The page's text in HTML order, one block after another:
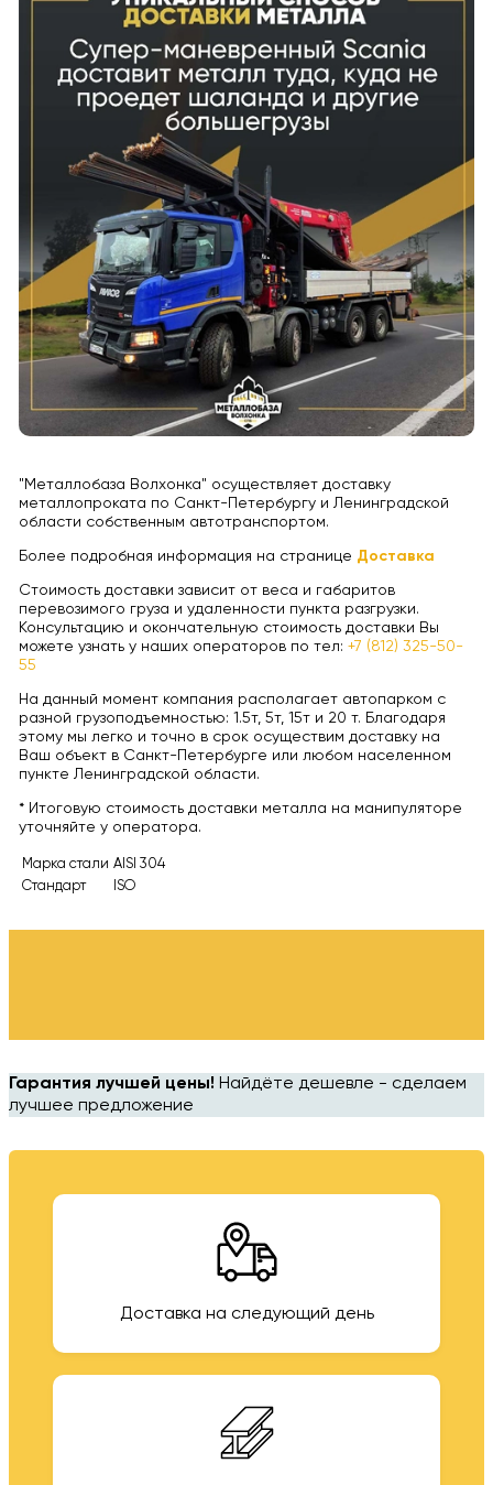
"Металлобаза Волхонка" осуществляет доставку
металлопроката по Санкт-Петербургу и Ленинградской
области собственным автотранспортом.
Более подробная информация на странице Доставка
Стоимость доставки зависит от веса и габаритов
перевозимого груза и удаленности пункта разгрузки.
Консультацию и окончательную стоимость доставки Вы
можете узнать у наших операторов по тел: +7 (812) 325-50-
55
На данный момент компания располагает автопарком с
разной грузоподъемностью: 1.5т, 5т, 15т и 20 т. Благодаря
этому мы легко и точно в срок осуществим доставку на
Ваш объект в Санкт-Петербурге или любом населенном
пункте Ленинградской области.
* Итоговую стоимость доставки металла на манипуляторе
уточняйте у оператора.
Марка стали AISI 304
Стандарт
ISO
Гарантия лучшей цены! Найдёте дешевле - сделаем
лучшее предложение
Доставка на следующий день